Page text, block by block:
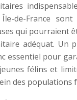
de-France
qui pourraient
adéquat. Un
essentiel pour
félins et
des populations